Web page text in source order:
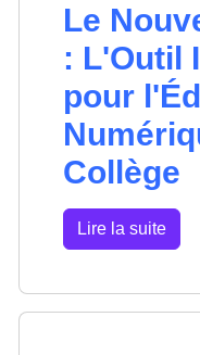
Le
: L'Outil
pour
Collège
Lire la suite